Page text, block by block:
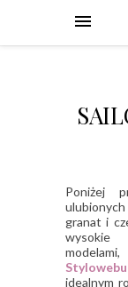
Poniżej
granat i
wysokie
idealnym